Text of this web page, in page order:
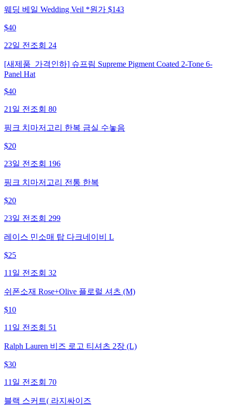
웨딩 베일 Wedding Veil *원가 $143
$40
22일 전 조회 24
[새제품_가격인하] 슈프림 Supreme Pigment Coated 2-Tone 6-
Panel Hat
$40
21일 전 조회 80
핑크 치마저고리 한복 금실 수놓음
$20
23일 전 조회 196
핑크 치마저고리 전통 한복
$20
23일 전 조회 299
레이스 민소매 탑 다크네이비 L
$25
11일 전 조회 32
쉬폰소재 Rose+Olive 플로럴 셔츠 (M)
$10
11일 전 조회 51
Ralph Lauren 비즈 로고 티셔츠 2장 (L)
$30
11일 전 조회 70
블랙 스커트( 라지싸이즈